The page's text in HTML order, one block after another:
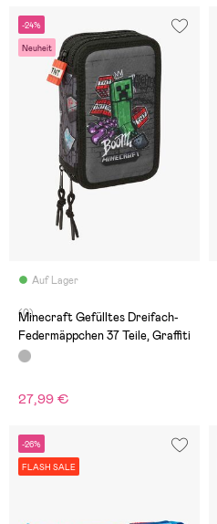
-24%
Neuheit
Auf Lager
(0)
Minecraft Gefülltes Dreifach-
Federmäppchen 37 Teile, Graffiti
27,99 €
-26%
FLASH SALE